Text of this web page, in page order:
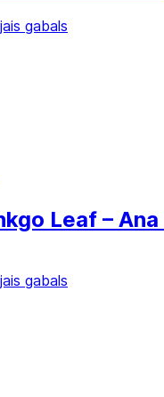
gabals
Leaf – Ana
gabals